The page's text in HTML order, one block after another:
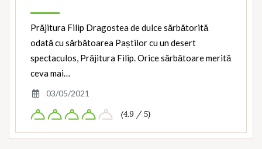
Prăjitura Filip Dragostea de dulce sărbătorită
odată cu sărbătoarea Paștilor cu un desert
spectaculos, Prăjitura Filip. Orice sărbătoare merită
ceva mai…
03/05/2021
(4.9 / 5)